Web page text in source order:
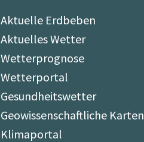
Aktuelle Erdbeben
Aktuelles Wetter
Wetterprognose
Wetterportal
Gesundheitswetter
Geowissenschaftliche Karten
Klimaportal